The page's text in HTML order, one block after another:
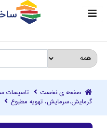
صفحه ی نخست
تاسیسات
گرمایش،سرمایش، تهویه مطبوع